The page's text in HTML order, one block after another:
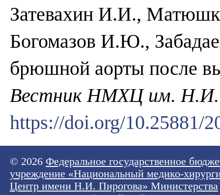
Затевахин И.И.,
Богомазов И.Ю.,
брюшной аорты после
Вестник НМХЦ им. Н.И.
https://doi.org/10.25881/
© 2026 Федеральное государственное
учреждение «Национальный медико-
Центр имени Н.И. Пирогова» Министерства